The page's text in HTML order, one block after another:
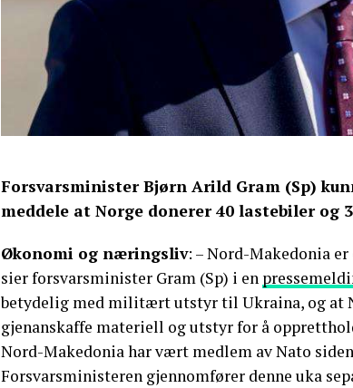
Forsvarsminister Bjørn Arild Gram (Sp)
meddele at Norge donerer 40 lastebiler og
Økonomi og næringsliv: – Nord-Makedonia
sier forsvarsminister Gram (Sp) i en
betydelig med militært utstyr til Ukraina, og at
gjenanskaffe materiell og utstyr for å
Nord-Makedonia har vært medlem av Nato siden
Forsvarsministeren gjennomfører denne uka